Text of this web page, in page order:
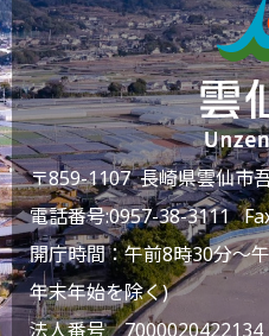
〒859-1107 長崎県雲仙市
電話番号:0957-38-3111
開庁時間：午前8時30分～
年末年始を除く)
法人番号 7000020422134